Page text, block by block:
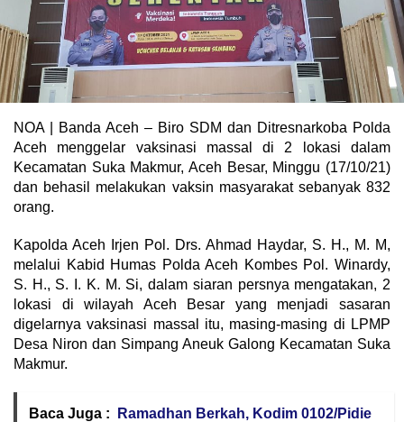
NOA | Banda Aceh – Biro SDM dan Ditresnarkoba Polda
Aceh menggelar vaksinasi massal di 2 lokasi dalam
Kecamatan Suka Makmur, Aceh Besar, Minggu (17/10/21)
dan behasil melakukan vaksin masyarakat sebanyak 832
orang.
Kapolda Aceh Irjen Pol. Drs. Ahmad Haydar, S. H., M. M,
melalui Kabid Humas Polda Aceh Kombes Pol. Winardy,
S. H., S. I. K. M. Si, dalam siaran persnya mengatakan, 2
lokasi di wilayah Aceh Besar yang menjadi sasaran
digelarnya vaksinasi massal itu, masing-masing di LPMP
Desa Niron dan Simpang Aneuk Galong Kecamatan Suka
Makmur.
Baca Juga :
Ramadhan Berkah, Kodim 0102/Pidie